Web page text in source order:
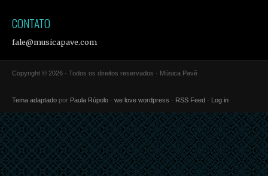
CONTATO
fale@musicapave.com
Copyright © 2026 · Todos os direitos reservados · Música Pavê
Tema adaptado por Paula Rúpolo · we love wordpress · RSS Feed · Log in